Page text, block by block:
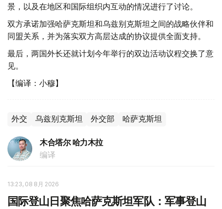
景，以及在地区和国际组织内互动的情况进行了讨论。
双方承诺加强哈萨克斯坦和乌兹别克斯坦之间的战略伙伴和
同盟关系，并为落实双方高层达成的协议提供全面支持。
最后，两国外长还就计划今年举行的双边活动议程交换了意
见。
【编译：小穆】
外交 乌兹别克斯坦 外交部 哈萨克斯坦
木合塔尔 哈力木拉
编译
13:23, 08 8月 2026
国际登山日聚焦哈萨克斯坦军队：军事登山